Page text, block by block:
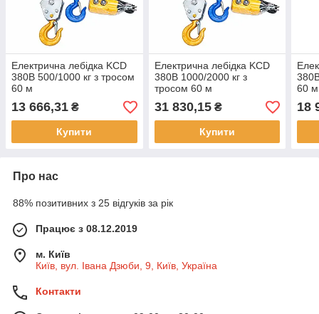
Електрична лебідка KCD
380В 500/1000 кг з тросом
60 м
13 666,31 ₴
Купити
Електрична лебідка KCD
380В 1000/2000 кг з
тросом 60 м
31 830,15₴
Купити
60 м
18
Про нас
88% позитивних з 25 відгуків за рік
Працює з 08.12.2019
м. Київ
Київ, вул. Івана Дзюби, 9, Київ, Україна
Контакти